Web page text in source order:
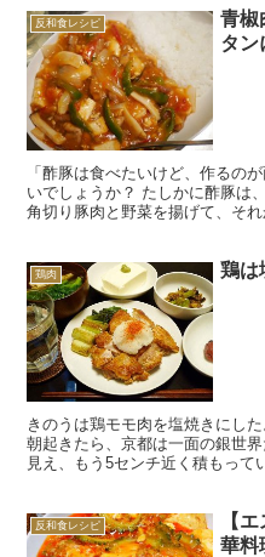
反和食レシピ
青椒
タン
「酢豚は食べたいけど、作る
いでしょうか？ たしかに酢豚は
角切り豚肉と野菜を揚げて、そ
鶏肉 鶏は
きのうは鶏モモ肉を塩焼きにし
朝起きたら、京都は一面の銀世
見え、もう5センチ近く積もって
反和食レシピ
【
華料